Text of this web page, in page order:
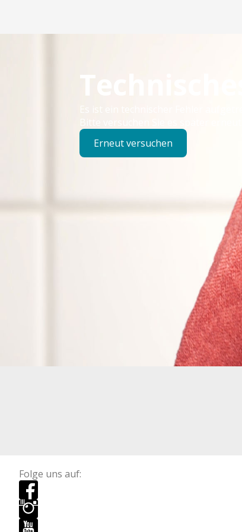
Es ist ein technischer Fehler
Bitte versuchen Sie es später erneut.
Erneut versuchen
Folge uns auf: